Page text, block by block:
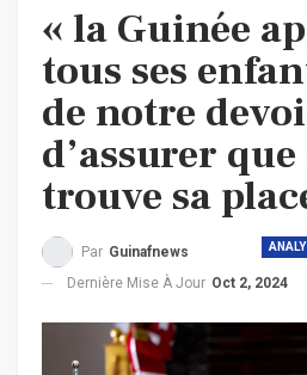
« la Guinée
tous ses
de notre
d’assurer
trouve sa
Par Guinafnews
Dernière Mise À Jour Oct 2, 2024